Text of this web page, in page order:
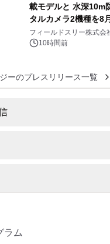
載モデルと 水深10m
タルカメラ2機種を
約1300万画素、用途
ジ新登場
フィールドスリー株式会
10時間前
ーのプレスリリース一覧
ラム